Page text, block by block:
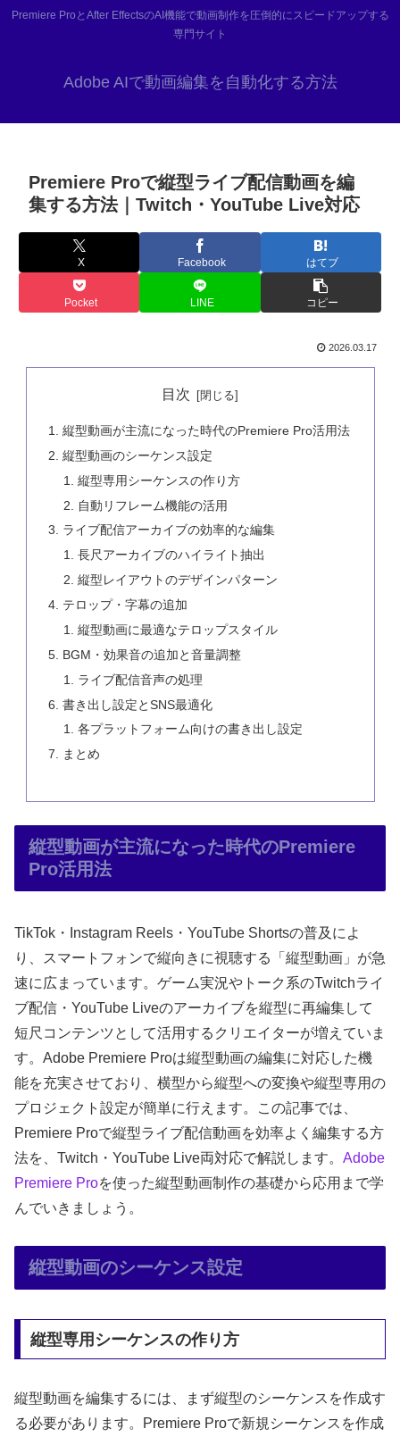
Premiere ProとAfter EffectsのAI機能で動画制作を圧倒的にスピードアップする
専門サイト
Adobe AIで動画編集を自動化する方法
Premiere Proで縦型ライブ配信動画を編
集する方法｜Twitch・YouTube Live対応
X Facebook はてブ
Pocket LINE コピー
2026.03.17
目次
縦型動画が主流になった時代のPremiere Pro活用法
縦型動画のシーケンス設定
縦型専用シーケンスの作り方
自動リフレーム機能の活用
ライブ配信アーカイブの効率的な編集
長尺アーカイブのハイライト抽出
縦型レイアウトのデザインパターン
テロップ・字幕の追加
縦型動画に最適なテロップスタイル
BGM・効果音の追加と音量調整
ライブ配信音声の処理
書き出し設定とSNS最適化
各プラットフォーム向けの書き出し設定
まとめ
縦型動画が主流になった時代のPremiere
Pro活用法
TikTok・Instagram Reels・YouTube Shortsの普及によ
り、スマートフォンで縦向きに視聴する「縦型動画」が急
速に広まっています。ゲーム実況やトーク系のTwitchライ
ブ配信・YouTube Liveのアーカイブを縦型に再編集して
短尺コンテンツとして活用するクリエイターが増えていま
す。Adobe Premiere Proは縦型動画の編集に対応した機
能を充実させており、横型から縦型への変換や縦型専用の
プロジェクト設定が簡単に行えます。この記事では、
Premiere Proで縦型ライブ配信動画を効率よく編集する方
法を、Twitch・YouTube Live両対応で解説します。 Adobe
Premiere Proを使った縦型動画制作の基礎から応用まで学
んでいきましょう。
縦型動画のシーケンス設定
縦型専用シーケンスの作り方
縦型動画を編集するには、まず縦型のシーケンスを作成す
る必要があります。Premiere Proで新規シーケンスを作成